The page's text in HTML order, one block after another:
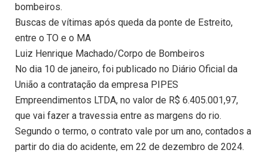
bombeiros.
Buscas de vítimas após queda da ponte de Estreito,
entre o TO e o MA
Luiz Henrique Machado/Corpo de Bombeiros
No dia 10 de janeiro, foi publicado no Diário Oficial da
União a contratação da empresa PIPES
Empreendimentos LTDA, no valor de R$ 6.405.001,97,
que vai fazer a travessia entre as margens do rio.
Segundo o termo, o contrato vale por um ano, contados a
partir do dia do acidente, em 22 de dezembro de 2024.